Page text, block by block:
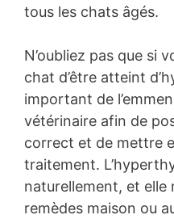
tous les chats âgés.
N’oubliez pas que si
chat d’être atteint
important de
vétérinaire afin de
correct et de mettre
traitement.
naturellement, et elle
remèdes maison ou